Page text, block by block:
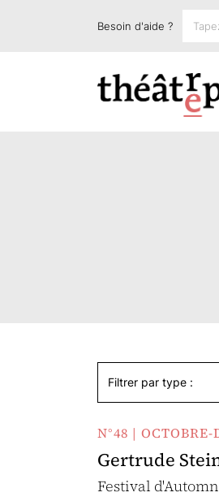
Besoin d'aide ?
Filtrer par type :
N°48 | OCTOBRE-
Gertrude
Festival